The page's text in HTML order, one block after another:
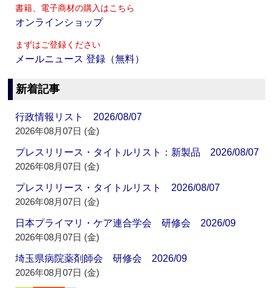
書籍、電子商材の購入はこちら
オンラインショップ
まずはご登録ください
メールニュース 登録（無料）
新着記事
行政情報リスト 2026/08/07
2026年08月07日 (金)
プレスリリース・タイトルリスト：新製品 2026/08/07
2026年08月07日 (金)
プレスリリース・タイトルリスト 2026/08/07
2026年08月07日 (金)
日本プライマリ・ケア連合学会 研修会 2026/09
2026年08月07日 (金)
埼玉県病院薬剤師会 研修会 2026/09
2026年08月07日 (金)